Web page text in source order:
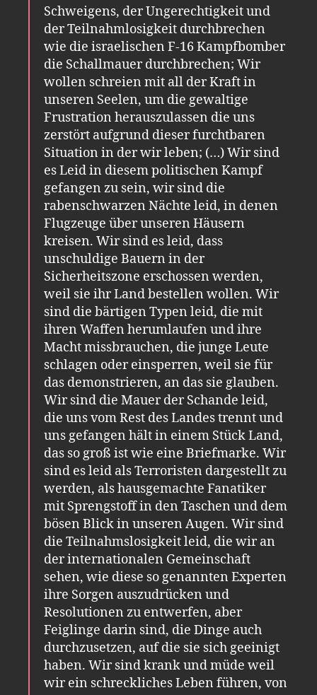
Schweigens, der Ungerechtigkeit und
der Teilnahmlosigkeit durchbrechen
wie die israelischen F-16 Kampfbomber
die Schallmauer durchbrechen; Wir
wollen schreien mit all der Kraft in
unseren Seelen, um die gewaltige
Frustration herauszulassen die uns
zerstört aufgrund dieser furchtbaren
Situation in der wir leben; (…) Wir sind
es Leid in diesem politischen Kampf
gefangen zu sein, wir sind die
rabenschwarzen Nächte leid, in denen
Flugzeuge über unseren Häusern
kreisen. Wir sind es leid, dass
unschuldige Bauern in der
Sicherheitszone erschossen werden,
weil sie ihr Land bestellen wollen. Wir
sind die bärtigen Typen leid, die mit
ihren Waffen herumlaufen und ihre
Macht missbrauchen, die junge Leute
schlagen oder einsperren, weil sie für
das demonstrieren, an das sie glauben.
Wir sind die Mauer der Schande leid,
die uns vom Rest des Landes trennt und
uns gefangen hält in einem Stück Land,
das so groß ist wie eine Briefmarke. Wir
sind es leid als Terroristen dargestellt zu
werden, als hausgemachte Fanatiker
mit Sprengstoff in den Taschen und dem
bösen Blick in unseren Augen. Wir sind
die Teilnahmslosigkeit leid, die wir an
der internationalen Gemeinschaft
sehen, wie diese so genannten Experten
ihre Sorgen auszudrücken und
Resolutionen zu entwerfen, aber
Feiglinge darin sind, die Dinge auch
durchzusetzen, auf die sie sich geeinigt
haben. Wir sind krank und müde weil
wir ein schreckliches Leben führen, von